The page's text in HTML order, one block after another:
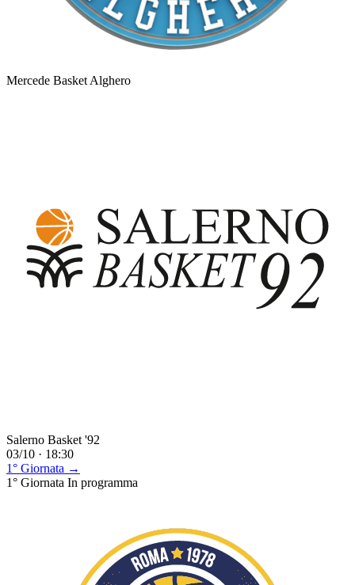
Mercede Basket Alghero
Salerno Basket '92
03/10 · 18:30
1° Giornata →
1° Giornata In programma